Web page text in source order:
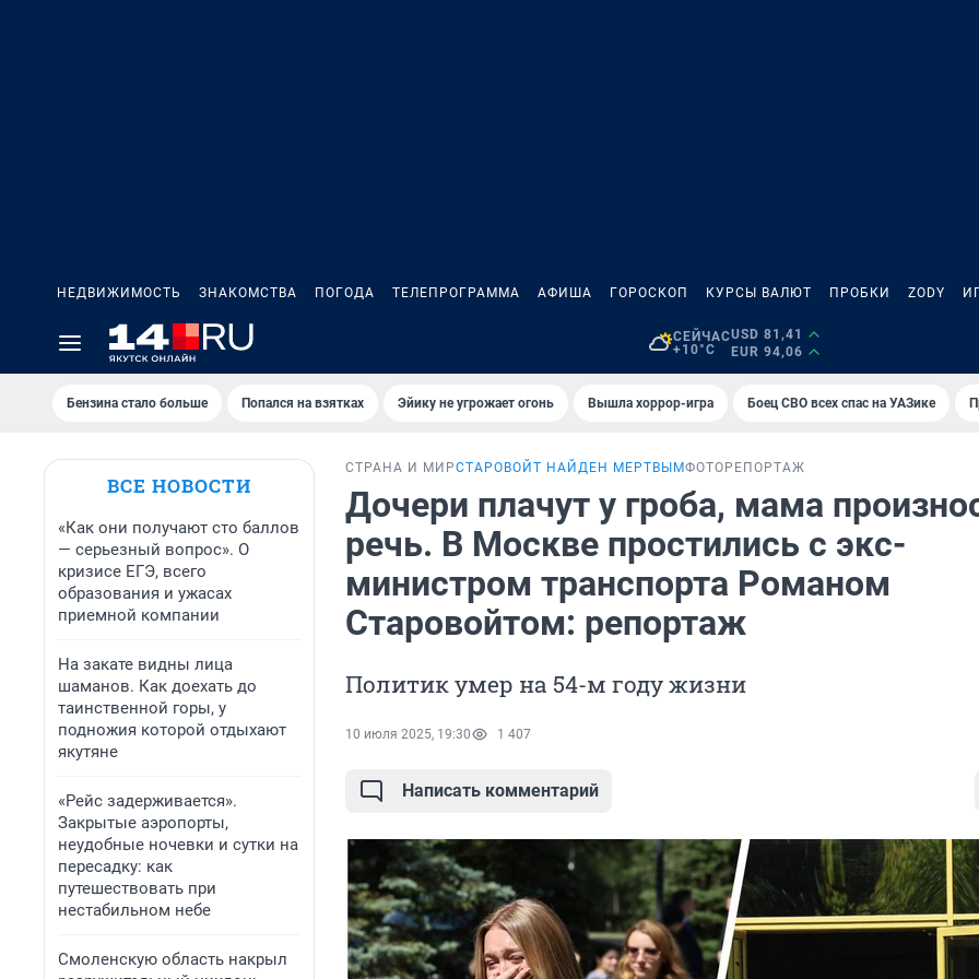
НЕДВИЖИМОСТЬ ЗНАКОМСТВА ПОГОДА ТЕЛЕПРОГРАММА АФИША ГОРОСКОП КУРСЫ ВАЛЮТ ПРОБКИ ZODY
СЕЙЧАС
+10°C
USD 81,41
EUR 94,06
Бензина стало больше Попался на взятках Эйику не угрожает огонь Вышла хоррор-игра Боец СВО всех спас на УАЗике
ВСЕ НОВОСТИ
«Как они получают сто баллов
— серьезный вопрос». О
кризисе ЕГЭ, всего
образования и ужасах
приемной компании
На закате видны лица
шаманов. Как доехать до
таинственной горы, у
подножия которой отдыхают
якутяне
«Рейс задерживается».
Закрытые аэропорты,
неудобные ночевки и сутки на
пересадку: как
путешествовать при
нестабильном небе
Смоленскую область накрыл
СТРАНА И МИРСТАРОВОЙТ НАЙДЕН МЕРТВЫМФОТОРЕПОРТАЖ
Дочери плачут у гроба, мама
речь. В Москве простились с экс-
министром транспорта Романом
Старовойтом: репортаж
Политик умер на 54-м году жизни
10 июля 2025, 19:30 1 407
Написать комментарий